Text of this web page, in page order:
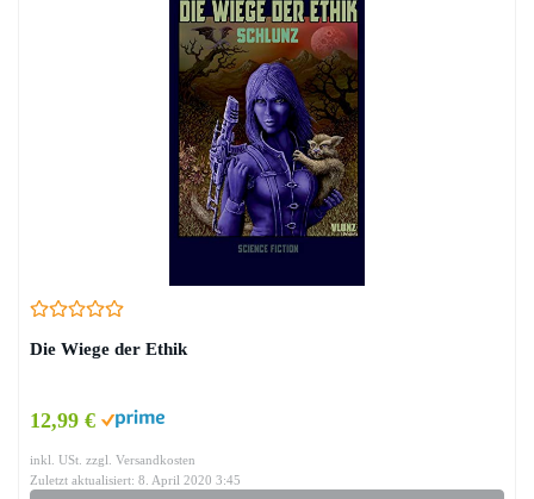
Die Wiege der Ethik
12,99 €
inkl. USt. zzgl. Versandkosten
Zuletzt aktualisiert: 8. April 2020 3:45